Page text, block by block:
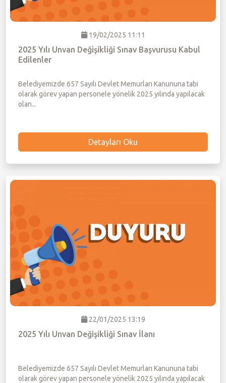
19/02/2025 11:11
2025 Yılı Unvan Değişikliği Sınav Başvurusu Kabul
Edilenler
Belediyemizde 657 Sayılı Devlet Memurları Kanununa tabi
olarak görev yapan personele yönelik 2025 yılında yapılacak
olan...
Detayları Oku
22/01/2025 13:19
2025 Yılı Unvan Değişikliği Sınav İlanı
Belediyemizde 657 Sayılı Devlet Memurları Kanununa tabi
olarak görev yapan personele yönelik 2025 yılında yapılacak